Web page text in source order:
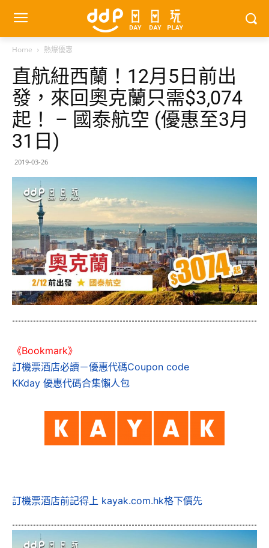
Home 熱爆優惠
直航紐西蘭！12月5日前出
發，來回奧克蘭只需$3,074
起！ – 國泰航空 (優惠至3月
31日)
2019-03-26
《Bookmark》
訂機票酒店必讀－優惠代碼Coupon code
KKday 優惠代碼合集懶人包
訂機票酒店前記得上 kayak.com.hk格下價先